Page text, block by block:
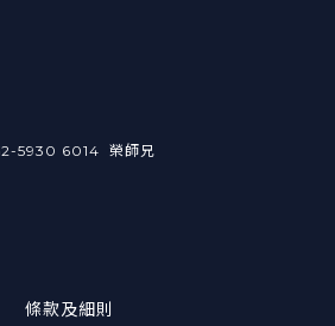
5930 6014 榮師兄
條款及細則